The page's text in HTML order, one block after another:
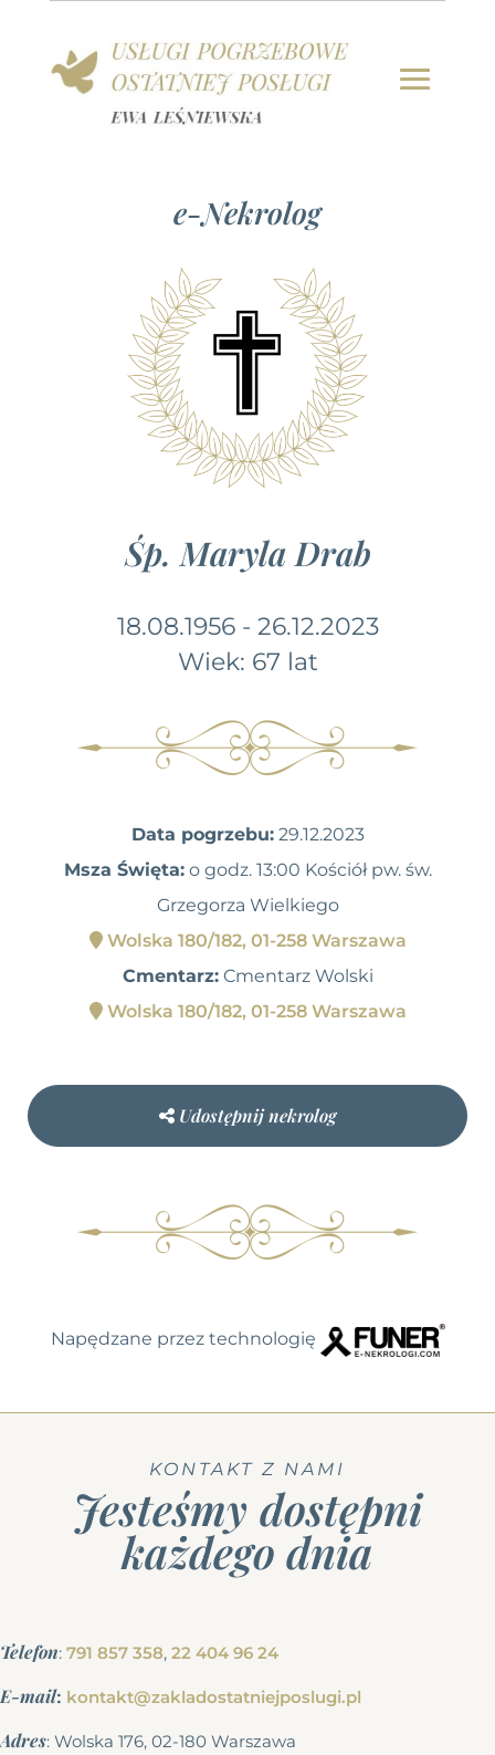
e-Nekrolog
Śp. Maryla Drab
18.08.1956 - 26.12.2023
Wiek: 67 lat
Data pogrzebu:29.12.2023
Msza Święta:o godz. 13:00 Kościół pw. św.
Grzegorza Wielkiego
Wolska 180/182, 01-258 Warszawa
Cmentarz:Cmentarz Wolski
Wolska 180/182, 01-258 Warszawa
Udostępnij nekrolog
Napędzane przez technologię
KONTAKT Z NAMI
Jesteśmy dostępni
każdego dnia
Telefon: 791 857 358, 22 404 96 24
E-mail: kontakt@zakladostatniejposlugi.pl
Adres: Wolska 176, 02-180 Warszawa